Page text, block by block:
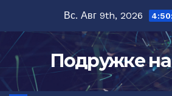
содержимому
Вс. Авг 9th, 2026
Подружке